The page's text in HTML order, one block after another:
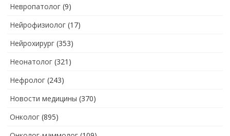
Невропатолог (9)
Нейрофизиолог (17)
Нейрохирург (353)
Неонатолог (321)
Нефролог (243)
Новости медицины (370)
Онколог (895)